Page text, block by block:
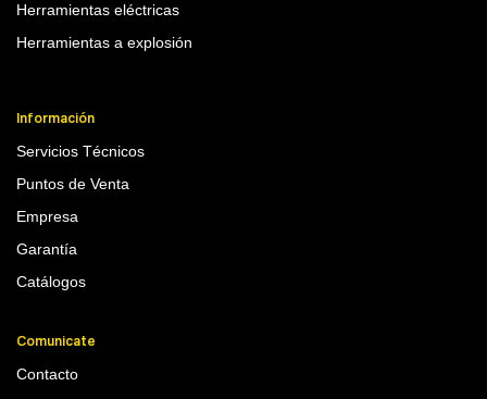
Herramientas eléctricas
Herramientas a explosión
Información
Servicios Técnicos
Puntos de Venta
Empresa
Garantía
Catálogos
Comunicate
Contacto